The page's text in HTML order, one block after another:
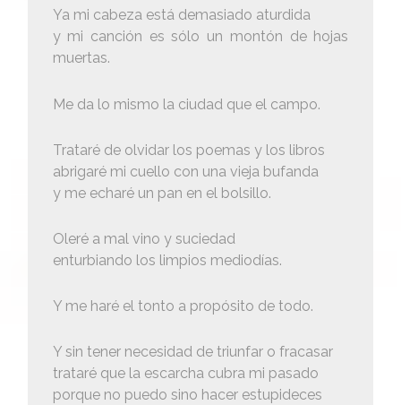
Ya mi cabeza está demasiado aturdida
y mi canción es sólo un montón de hojas
muertas.
Me da lo mismo la ciudad que el campo.
Trataré de olvidar los poemas y los libros
abrigaré mi cuello con una vieja bufanda
y me echaré un pan en el bolsillo.
Oleré a mal vino y suciedad
enturbiando los limpios mediodías.
Y me haré el tonto a propósito de todo.
Y sin tener necesidad de triunfar o fracasar
trataré que la escarcha cubra mi pasado
porque no puedo sino hacer estupideces